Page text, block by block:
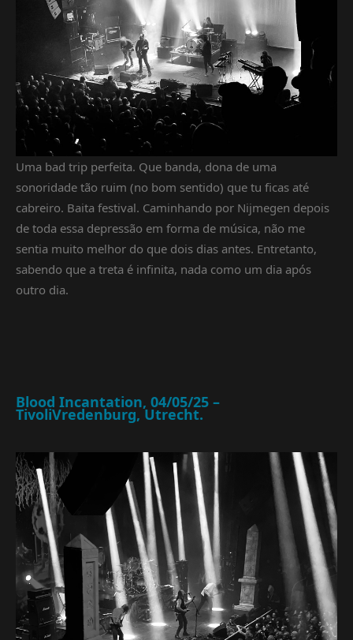
Uma bad trip perfeita. Que banda, dona de uma
sonoridade tão ruim (no bom sentido) que tu ficas até
cabreiro. Baita festival. Caminhando por Nijmegen depois
de toda essa depressão em forma de música, não me
sentia muito melhor do que dois dias antes. Entretanto,
sabendo que a treta é infinita, nada como um dia após
outro dia.
Blood Incantation, 04/05/25 –
TivoliVredenburg, Utrecht.